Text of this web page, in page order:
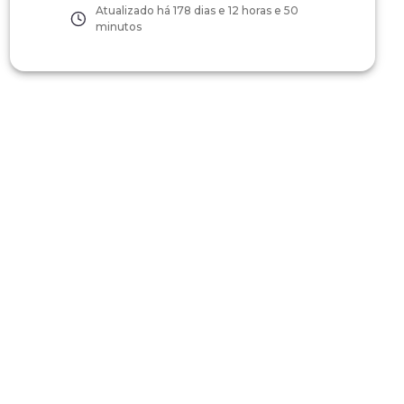
Atualizado há 178 dias e 12 horas e 50
minutos